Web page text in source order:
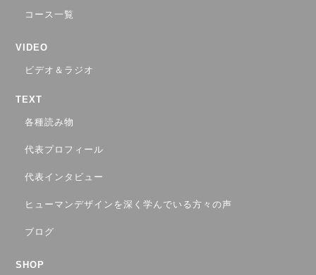
コース一覧
VIDEO
ビデオ＆ラジオ
TEXT
各種読み物
代表プロフィール
代表インタビュー
ヒューマンデザインを深く学んでいる方々の声
ブログ
SHOP